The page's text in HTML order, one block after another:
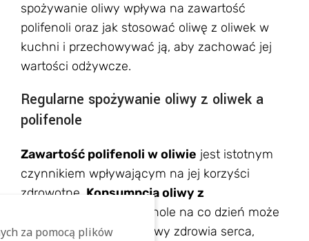
spożywanie oliwy wpływa na zawartość
polifenoli oraz jak stosować oliwę z oliwek w
kuchni i przechowywać ją, aby zachować jej
wartości odżywcze.
Regularne spożywanie oliwy z oliwek a
polifenole
Zawartość polifenoli w oliwie jest istotnym
czynnikiem wpływającym na jej korzyści
zdrowotne. Konsumpcja oliwy z
bogatej w polifenole na co dzień może
przyczynić się do poprawy zdrowia serca,
za pomocą plików